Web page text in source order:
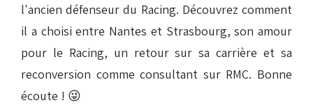
l'ancien défenseur du Racing. Découvrez comment
il a choisi entre Nantes et Strasbourg, son amour
pour le Racing, un retour sur sa carrière et sa
reconversion comme consultant sur RMC. Bonne
écoute ! 😜